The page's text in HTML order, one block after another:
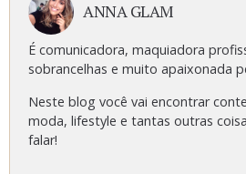
ANNA GLAM
É comunicadora, maquiadora
sobrancelhas e muito apaixonada
Neste blog você vai encontrar
moda, lifestyle e tantas outras
falar!